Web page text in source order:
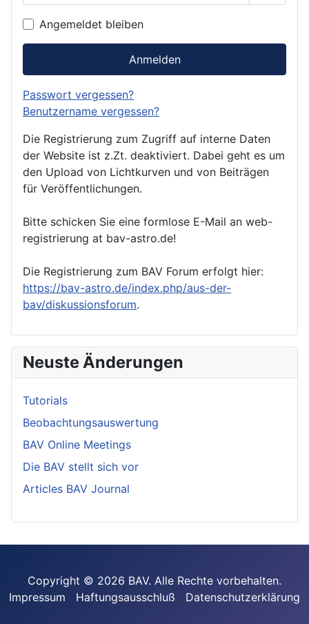
Angemeldet bleiben
Anmelden
Passwort vergessen?
Benutzername vergessen?
Die Registrierung zum Zugriff auf interne Daten
der Website ist z.Zt. deaktiviert. Dabei geht es um
den Upload von Lichtkurven und von Beiträgen
für Veröffentlichungen.
Bitte schicken Sie eine formlose E-Mail an web-
registrierung at bav-astro.de!
Die Registrierung zum BAV Forum erfolgt hier:
https://bav-astro.de/index.php/aus-der-
bav/diskussionsforum.
Neuste Änderungen
Tutorials
Beobachtungsauswertung
BAV Online Meetings
Die BAV stellt sich vor
Articles BAV Journal
Copyright © 2026 BAV. Alle Rechte vorbehalten.
Impressum
Haftungsausschluß Datenschutzerklärung